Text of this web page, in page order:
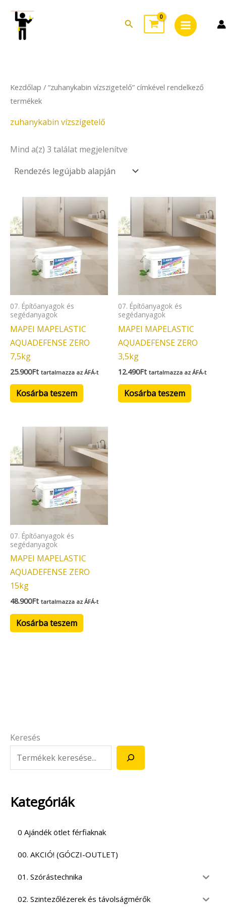
content
Search
Menu
Keresés
Kategóriák
0 Ajándék ötlet férfiaknak
00. AKCIÓ! (GÓCZI-OUTLET)
01. Szórástechnika
02. Szintezőlézerek és távolságmérők
Kezdőlap / “zuhanykabin vízszigetelő” címkével rendelkező
termékek
zuhanykabin vízszigetelő
Mind a(z) 3 találat megjelenítve
latest
07. Építőanyagok és
segédanyagok
MAPEI MAPELASTIC
AQUADEFENSE ZERO
7,5kg
25.900Ft tartalmazza az ÁFÁ-t
Kosárba teszem
07. Építőanyagok és
segédanyagok
MAPEI MAPELASTIC
AQUADEFENSE ZERO
3,5kg
12.490Ft tartalmazza az ÁFÁ-t
Kosárba teszem
07. Építőanyagok és
segédanyagok
MAPEI MAPELASTIC
AQUADEFENSE ZERO
15kg
48.900Ft tartalmazza az ÁFÁ-t
Kosárba teszem